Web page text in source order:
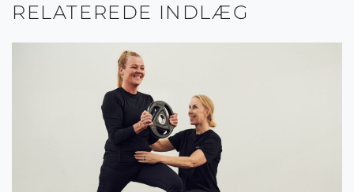
RELATEREDE INDLÆG